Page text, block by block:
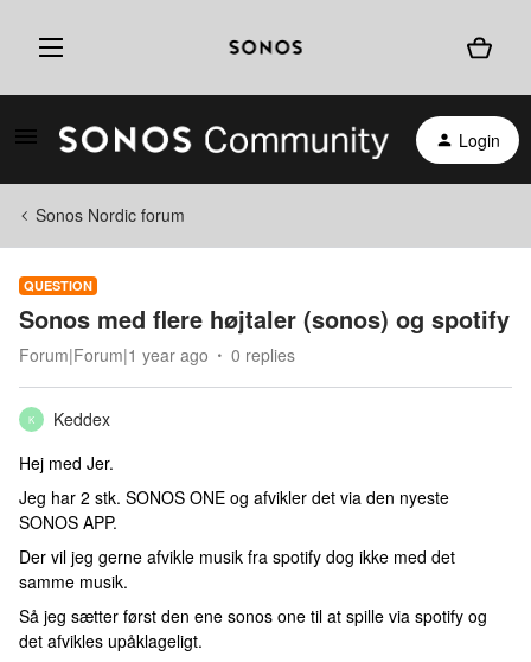
Login
Sonos Nordic forum
QUESTION
Sonos med flere højtaler (sonos) og spotify
Forum|Forum|1 year ago 0 replies
K
Keddex
Hej med Jer.
Jeg har 2 stk. SONOS ONE og afvikler det via den nyeste
SONOS APP.
Der vil jeg gerne afvikle musik fra spotify dog ikke med det
samme musik.
Så jeg sætter først den ene sonos one til at spille via spotify og
det afvikles upåklageligt.